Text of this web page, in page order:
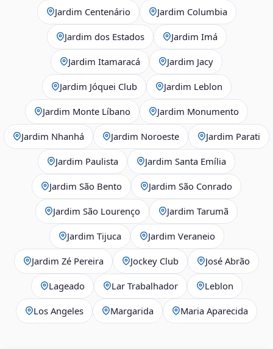
Jardim Centenário Jardim Columbia
Jardim dos Estados Jardim Imá
Jardim Itamaracá Jardim Jacy
Jardim Jóquei Club Jardim Leblon
Jardim Monte Líbano Jardim Monumento
Jardim Nhanhá Jardim Noroeste Jardim Parati
Jardim Paulista Jardim Santa Emília
Jardim São Bento Jardim São Conrado
Jardim São Lourenço Jardim Tarumã
Jardim Tijuca Jardim Veraneio
Jardim Zé Pereira Jockey Club José Abrão
Lageado Lar Trabalhador Leblon
Los Angeles Margarida Maria Aparecida